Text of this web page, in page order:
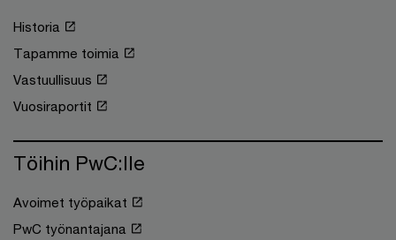
Historia
Tapamme toimia
Vastuullisuus
Vuosiraportit
Töihin PwC:lle
Avoimet työpaikat
PwC työnantajana